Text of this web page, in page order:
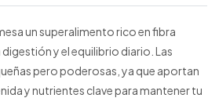
un superalimento rico en fibra
y el equilibrio diario. Las
pero poderosas, ya que aportan
y nutrientes clave para mantener tu